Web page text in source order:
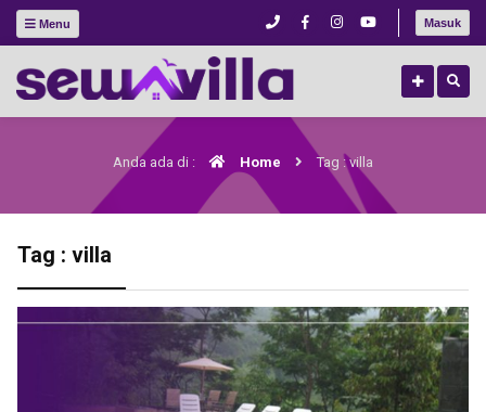
Menu Masuk
Anda ada di : Home Tag : villa
Tag : villa